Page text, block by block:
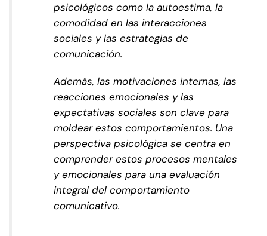
psicológicos como la autoestima, la
comodidad en las interacciones
sociales y las estrategias de
comunicación.
Además, las motivaciones internas, las
reacciones emocionales y las
expectativas sociales son clave para
moldear estos comportamientos. Una
perspectiva psicológica se centra en
comprender estos procesos mentales
y emocionales para una evaluación
integral del comportamiento
comunicativo.